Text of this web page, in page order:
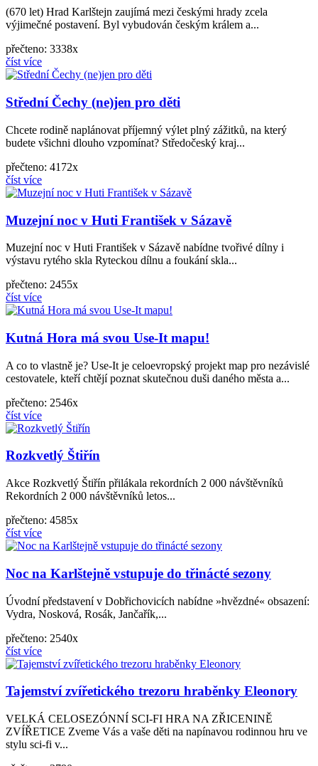
(670 let) Hrad Karlštejn zaujímá mezi českými hrady zcela
výjimečné postavení. Byl vybudován českým králem a...
přečteno: 3338x
číst více
Střední Čechy (ne)jen pro děti
Chcete rodině naplánovat příjemný výlet plný zážitků, na který
budete všichni dlouho vzpomínat? Středočeský kraj...
přečteno: 4172x
číst více
Muzejní noc v Huti František v Sázavě
Muzejní noc v Huti František v Sázavě nabídne tvořivé dílny i
výstavu rytého skla Ryteckou dílnu a foukání skla...
přečteno: 2455x
číst více
Kutná Hora má svou Use-It mapu!
A co to vlastně je? Use-It je celoevropský projekt map pro nezávislé
cestovatele, kteří chtějí poznat skutečnou duši daného města a...
přečteno: 2546x
číst více
Rozkvetlý Štiřín
Akce Rozkvetlý Štiřín přilákala rekordních 2 000 návštěvníků
Rekordních 2 000 návštěvníků letos...
přečteno: 4585x
číst více
Noc na Karlštejně vstupuje do třinácté sezony
Úvodní představení v Dobřichovicích nabídne »hvězdné« obsazení:
Vydra, Nosková, Rosák, Jančařík,...
přečteno: 2540x
číst více
Tajemství zvířetického trezoru hraběnky Eleonory
VELKÁ CELOSEZÓNNÍ SCI-FI HRA NA ZŘICENINĚ
ZVÍŘETICE Zveme Vás a vaše děti na napínavou rodinnou hru ve
stylu sci-fi v...